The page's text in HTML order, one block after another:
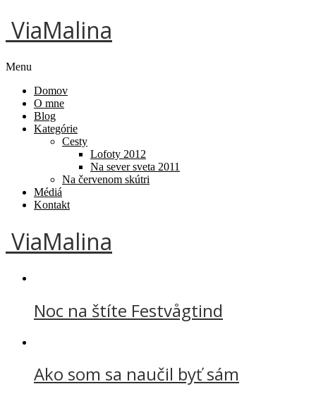
ViaMalina
Menu
Domov
O mne
Blog
Kategórie
Cesty
Lofoty 2012
Na sever sveta 2011
Na červenom skútri
Médiá
Kontakt
ViaMalina
Noc na štíte Festvågtind
Ako som sa naučil byť sám